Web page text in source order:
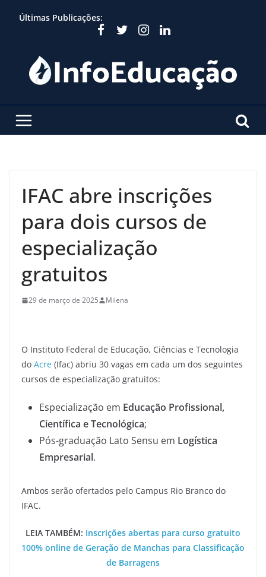
Últimas Publicações:
IFAC abre inscrições
para dois cursos de
especialização
gratuitos
29 de março de 2025 Milena
O Instituto Federal de Educação, Ciências e Tecnologia
do Acre (Ifac) abriu 30 vagas em cada um dos seguintes
cursos de especialização gratuitos:
Especialização em Educação Profissional,
Científica e Tecnológica;
Pós-graduação Lato Sensu em Logística
Empresarial.
Ambos serão ofertados pelo Campus Rio Branco do
IFAC.
LEIA TAMBÉM: Inscrições abertas para curso gratuito
100% online de Geração de Manchas para Classificação
de Barragens